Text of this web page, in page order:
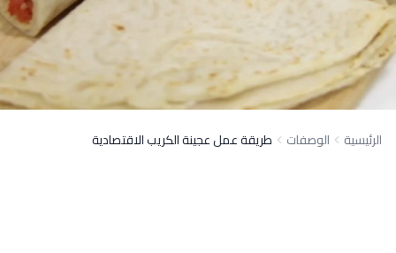
الرئيسية الوصفات طريقة عمل عجينة الكريب الاقتصادية